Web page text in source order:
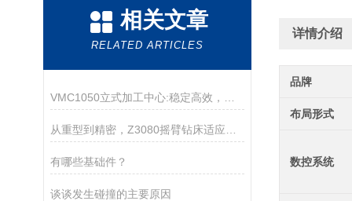
相关文章
RELATED ARTICLES
有哪些基础件？
谈谈发生碰撞的主要原因
详情介绍
品牌
布局形式
数控系统